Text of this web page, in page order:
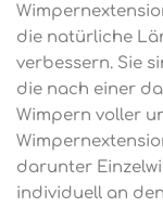
die natürliche
verbessern. Sie
die nach einer
Wimpern voller
darunter
individuell an